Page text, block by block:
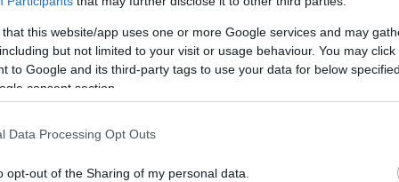
that this website/app uses one or more Google services and may
but not limited to your visit or usage behaviour. You may
to Google and its third-party tags to use your data for below
consent section.
Data Processing Opt Outs
opt-out of the Sharing of my personal data.
l’insolita configurazione di Budapest è il
ungherese, i distretti elettorali non possono
parlamentare o di un distretto elettorale del
non potevano essere semplicemente fusi in un
elettorale ha sottolineato che la configurazione è